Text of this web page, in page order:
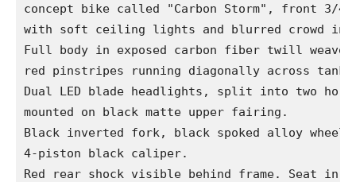
concept bike called "Carbon Storm", front 3/4
with soft ceiling lights and blurred crowd in
Full body in exposed carbon fiber twill
red pinstripes running diagonally across tank
Dual LED blade headlights, split into two
mounted on black matte upper fairing.
Black inverted fork, black spoked alloy
4-piston black caliper.
Red rear shock visible behind frame. Seat in